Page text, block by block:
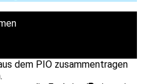
dem PIO zusammentragen